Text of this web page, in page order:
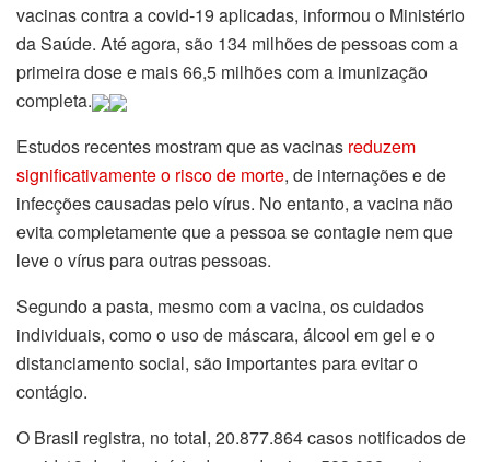
vacinas contra a covid-19 aplicadas, informou o Ministério
da Saúde. Até agora, são 134 milhões de pessoas com a
primeira dose e mais 66,5 milhões com a imunização
completa.
Estudos recentes mostram que as vacinas reduzem
significativamente o risco de morte, de internações e de
infecções causadas pelo vírus. No entanto, a vacina não
evita completamente que a pessoa se contagie nem que
leve o vírus para outras pessoas.
Segundo a pasta, mesmo com a vacina, os cuidados
individuais, como o uso de máscara, álcool em gel e o
distanciamento social, são importantes para evitar o
contágio.
O Brasil registra, no total, 20.877.864 casos notificados de